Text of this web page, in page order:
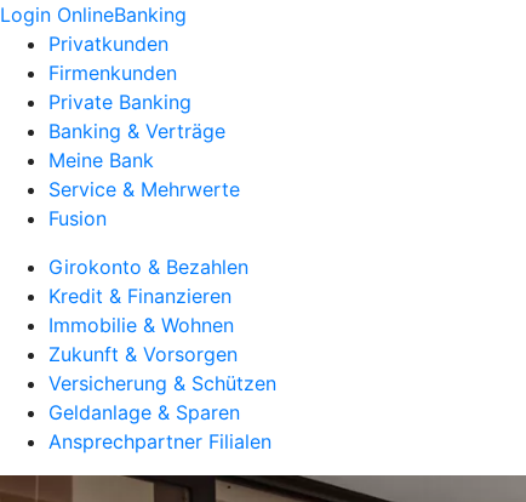
Login OnlineBanking
Privatkunden
Firmenkunden
Private Banking
Banking & Verträge
Meine Bank
Service & Mehrwerte
Fusion
Girokonto & Bezahlen
Kredit & Finanzieren
Immobilie & Wohnen
Zukunft & Vorsorgen
Versicherung & Schützen
Geldanlage & Sparen
Ansprechpartner Filialen